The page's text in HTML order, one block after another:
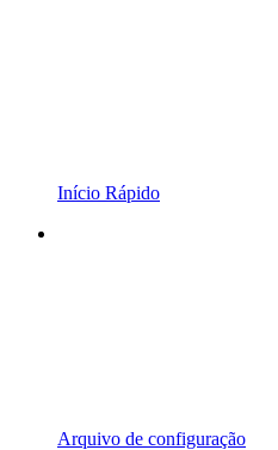
Início Rápido
Arquivo de configuração